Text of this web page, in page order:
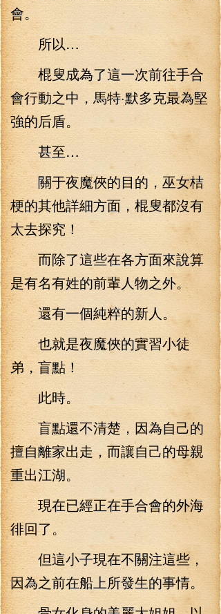
會。
所以…
棍叟成為了這一次前往手合
會行動之中，馬特·默多克最為堅
強的后盾。
甚至…
關于夜魔俠的目的，巫女桔
梗的其他詳細方面，棍叟都沒有
太去探究！
而除了這些在各方面來說算
是有名有姓的前輩人物之外。
還有一個純粹的新人。
也就是夜魔俠的實習小徒
弟，盲點！
此時。
盲點還不清楚，因為自己的
擅自離家出走，而讓自己的母親
重出江湖。
現在已經正在手合會的外海
徘回了。
但這小子現在不關注這些，
因為之前在船上所發生的事情。